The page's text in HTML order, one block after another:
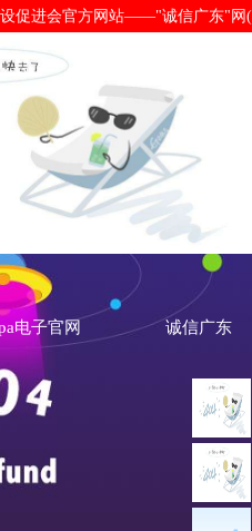
促进会官方网站——"诚信广东"网
企业活动日在穗开
电子官网 诚信广东
省诚信动态